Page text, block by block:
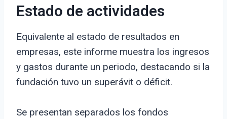
Estado de actividades
Equivalente al estado de resultados en
empresas, este informe muestra los ingresos
y gastos durante un periodo, destacando si la
fundación tuvo un superávit o déficit.
Se presentan separados los fondos